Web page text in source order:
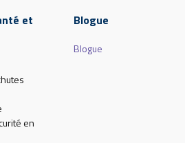
et
en
Blogue
Blogue